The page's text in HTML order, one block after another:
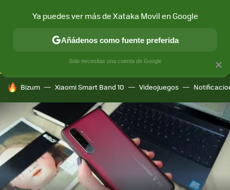
CONECTIVIDAD MÓVIL Y SOCIEDAD APLICACIONES
HOY SE HABLA DE
Bizum Xiaomi Smart Band 10 Videojuegos
×
Ya puedes ver más de Xataka Movil en Google
Añádenos como fuente preferida
Solo necesitas una cuenta de Google